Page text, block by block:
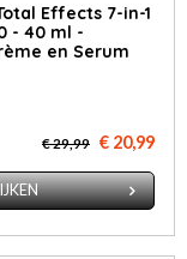
Effects 7-in-1
- 40 ml -
en Serum
€ 29,99 € 20,99